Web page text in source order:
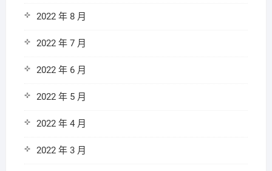
2022 年 8 月
2022 年 7 月
2022 年 6 月
2022 年 5 月
2022 年 4 月
2022 年 3 月